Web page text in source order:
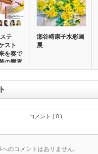
テ
スト
を奏で
の響宴
瀬谷崎康子水彩画
展
コメント ( 0 )
へのコメントはありません。